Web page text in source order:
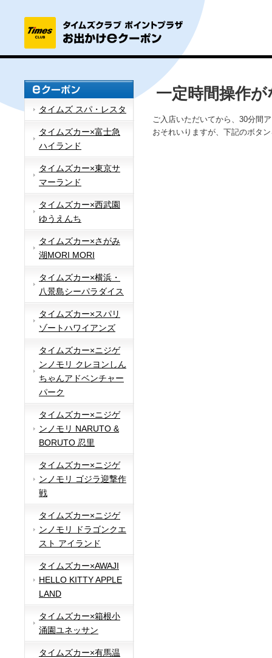
タイムズ スパ・レスタ
タイムズカー×富士急
ハイランド
タイムズカー×東京サ
マーランド
タイムズカー×西武園
ゆうえんち
タイムズカー×さがみ
湖MORI MORI
タイムズカー×横浜・
八景島シーパラダイス
タイムズカー×スパリ
ゾートハワイアンズ
タイムズカー×ニジゲ
ンノモリ クレヨンしん
ちゃんアドベンチャー
パーク
タイムズカー×ニジゲ
ンノモリ NARUTO &
BORUTO 忍里
タイムズカー×ニジゲ
ンノモリ ゴジラ迎撃作
戦
タイムズカー×ニジゲ
ンノモリ ドラゴンクエ
スト アイランド
タイムズカー×AWAJI
HELLO KITTY APPLE
LAND
タイムズカー×箱根小
涌園ユネッサン
タイムズカー×有馬温
一定時間操作
ご入店いただいてから、30分間
おそれいりますが、下記のボタ